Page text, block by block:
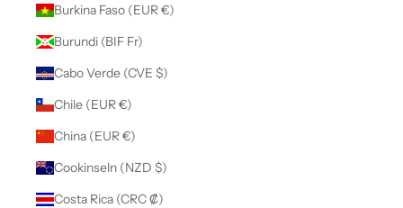
Burkina Faso (EUR €)
Burundi (BIF Fr)
Cabo Verde (CVE $)
Chile (EUR €)
China (EUR €)
Cookinseln (NZD $)
Costa Rica (CRC ₡)